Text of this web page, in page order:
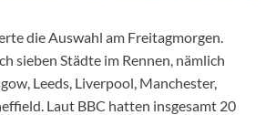
die Auswahl am Freitagmorgen.
sieben Städte im Rennen, nämlich
Leeds, Liverpool, Manchester,
Laut BBC hatten insgesamt 20